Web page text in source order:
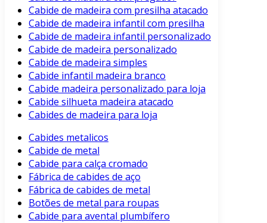
Cabide de madeira com presilha atacado
Cabide de madeira infantil com presilha
Cabide de madeira infantil personalizado
Cabide de madeira personalizado
Cabide de madeira simples
Cabide infantil madeira branco
Cabide madeira personalizado para loja
Cabide silhueta madeira atacado
Cabides de madeira para loja
Cabides metalicos
Cabide de metal
Cabide para calça cromado
Fábrica de cabides de aço
Fábrica de cabides de metal
Botões de metal para roupas
Cabide para avental plumbífero